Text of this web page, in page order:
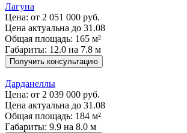
Лагуна
Цена: от 2 051 000 руб.
Цена актуальна до 31.08
Общая площадь: 165 м²
Габариты: 12.0 на 7.8 м
Получить консультацию
Дарданеллы
Цена: от 2 039 000 руб.
Цена актуальна до 31.08
Общая площадь: 184 м²
Габариты: 9.9 на 8.0 м